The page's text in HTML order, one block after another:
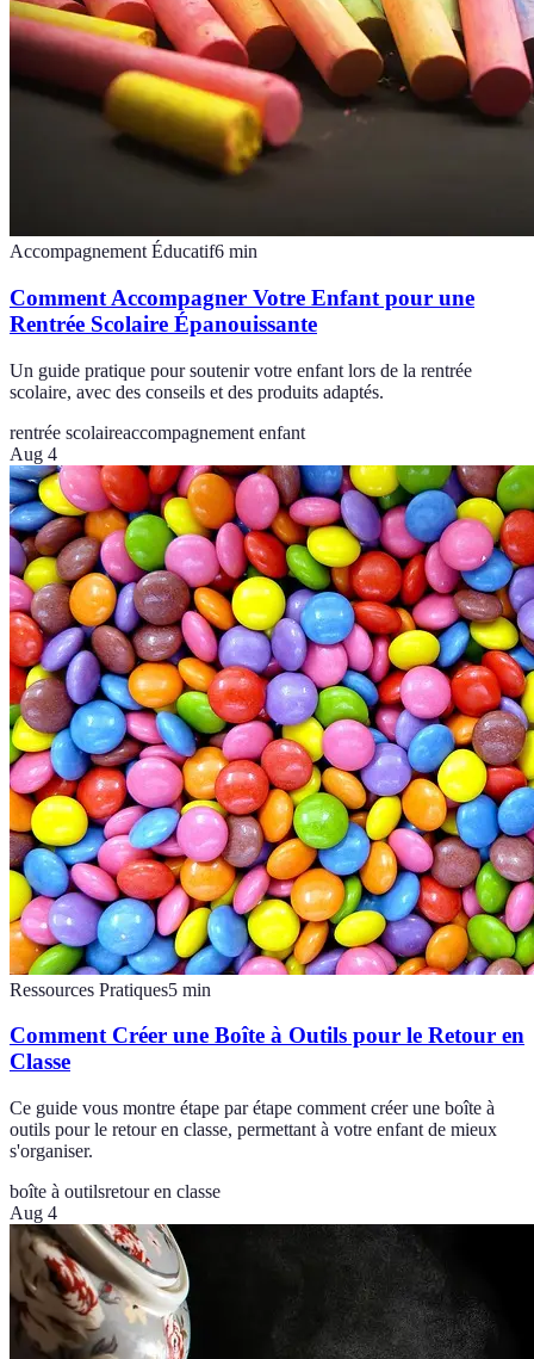
Accompagnement Éducatif6 min
Comment Accompagner Votre Enfant pour une
Rentrée Scolaire Épanouissante
Un guide pratique pour soutenir votre enfant lors de la rentrée
scolaire, avec des conseils et des produits adaptés.
rentrée scolaireaccompagnement enfant
Aug 4
Ressources Pratiques5 min
Comment Créer une Boîte à Outils pour le Retour en
Classe
Ce guide vous montre étape par étape comment créer une boîte à
outils pour le retour en classe, permettant à votre enfant de mieux
s'organiser.
boîte à outilsretour en classe
Aug 4